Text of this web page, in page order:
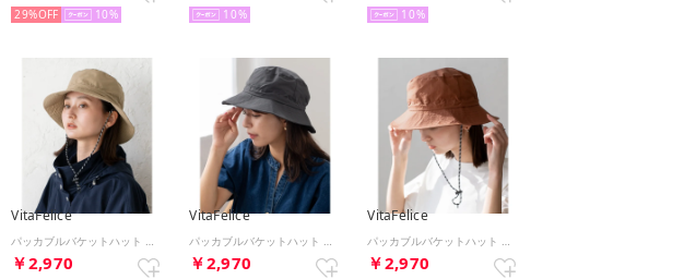
29% 10 10 10
VitaFelice
￥2,970
VitaFelice
￥2,970
VitaFelice
￥2,970